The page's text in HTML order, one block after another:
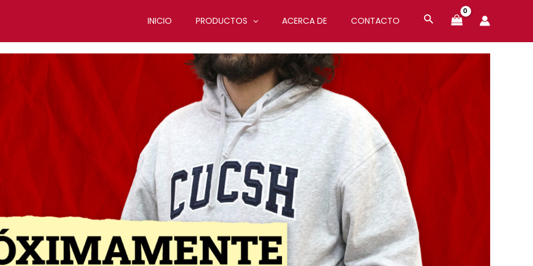
INICIO PRODUCTOS ACERCA DE CONTACTO